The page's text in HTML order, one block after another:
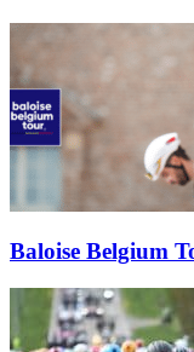
Baloise Belgium